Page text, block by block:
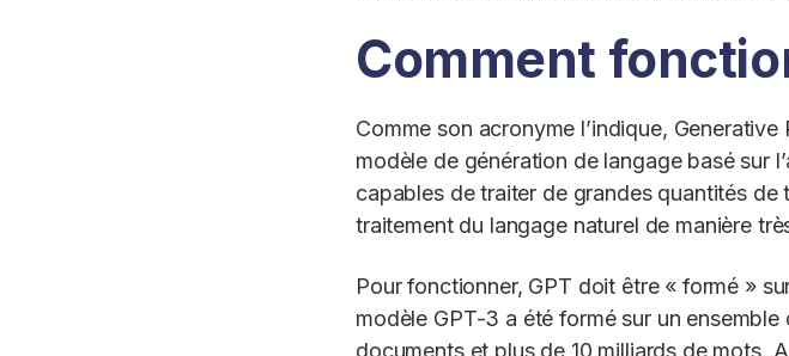
Comment
Comme son acronyme l’indique,
modèle de génération de langage basé sur
capables de traiter de grandes quantités
traitement du langage naturel de manière
Pour fonctionner, GPT doit être « formé »
modèle GPT-3 a été formé sur un
documents et plus de 10 milliards de mots.